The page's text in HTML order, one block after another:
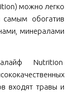
можно легко
самым обогатив
минералами
Nutrition
входят травы и